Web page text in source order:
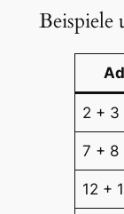
2 + 3
7 + 8
12 +